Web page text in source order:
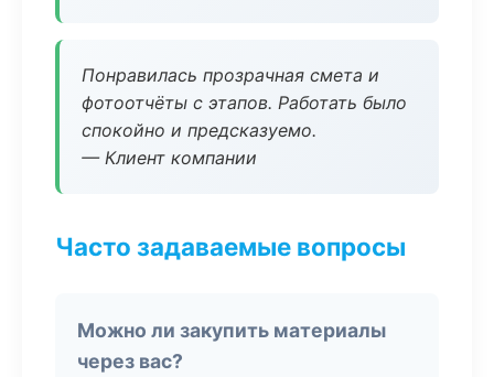
Понравилась прозрачная смета и
фотоотчёты с этапов. Работать было
спокойно и предсказуемо.
— Клиент компании
Часто задаваемые вопросы
Можно ли закупить материалы
через вас?